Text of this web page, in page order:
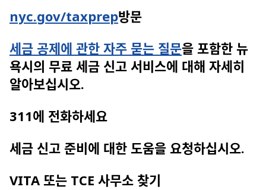
nyc.gov/taxprep방문
세금 공제에 관한 자주 묻는 질문을 포함한 뉴
욕시의 무료 세금 신고 서비스에 대해 자세히
알아보십시오.
311에 전화하세요
세금 신고 준비에 대한 도움을 요청하십시오.
VITA 또는 TCE 사무소 찾기